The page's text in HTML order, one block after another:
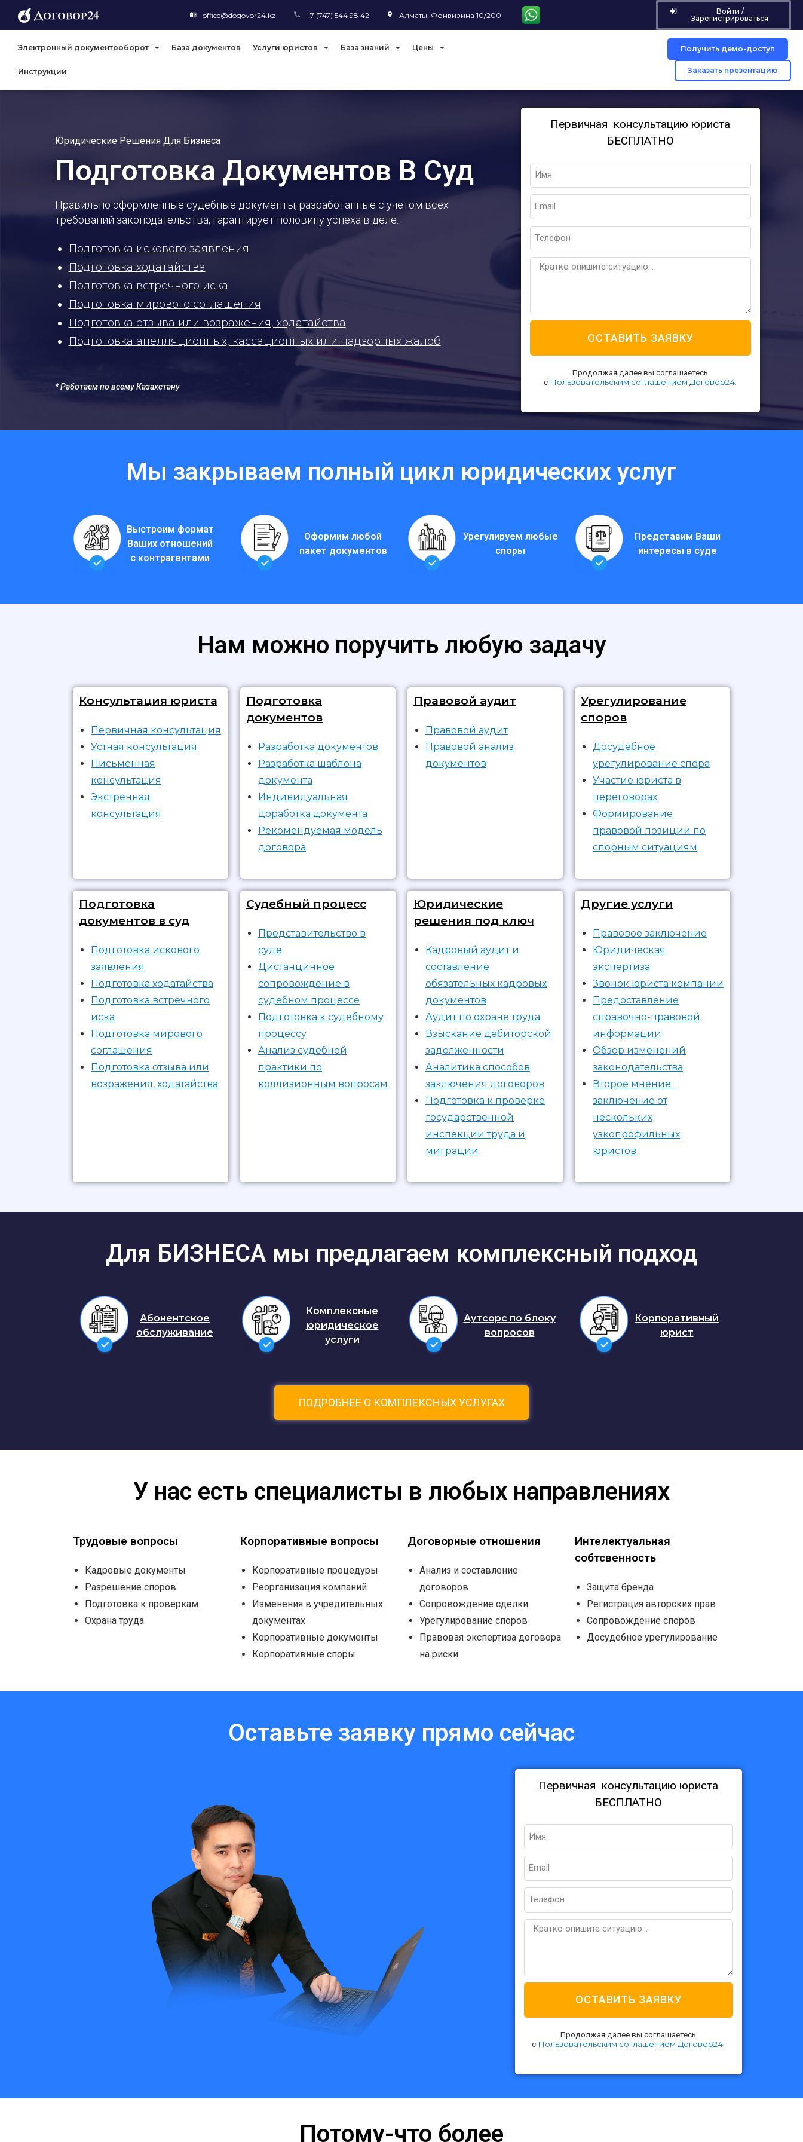
office@dogovor24.kz +7 (747) 544 98 42 Алматы, Фонвизина 10/200
Войти /
Зарегистрироваться
Электронный документооборот База документов Услуги юристов База знаний Цены
Инструкции
Получить демо-доступ
Заказать презентацию
Юридические Решения Для Бизнеса
Подготовка Документов В Суд
Правильно оформленные судебные документы, разработанные с учетом всех
требований законодательства, гарантирует половину успеха в деле.
Подготовка искового заявления
Подготовка ходатайства
Подготовка встречного иска
Подготовка мирового соглашения
Подготовка отзыва или возражения, ходатайства
Подготовка апелляционных, кассационных или надзорных жалоб
* Работаем по всему Казахстану
Первичная консультацию юриста
БЕСПЛАТНО
Name
Email
Phone
Message
ОСТАВИТЬ ЗАЯВКУ
Продолжая далее вы соглашаетесь
с Пользовательским соглашением Договор24.
Мы закрываем полный цикл юридических услуг
Выстроим формат
Ваших отношений
с контрагентами
Оформим любой
пакет документов
Урегулируем любые
споры
Представим Ваши
интересы в суде
Нам можно поручить любую задачу
Консультация юриста
Первичная консультация
Устная консультация
Письменная
консультация
Экстренная
консультация
Подготовка
документов
Разработка документов
Разработка шаблона
документа
Индивидуальная
доработка документа
Рекомендуемая модель
договора
Правовой аудит
Правовой аудит
Правовой анализ
документов
Урегулирование
споров
Досудебное
урегулирование спора
Участие юриста в
переговорах
Формирование
правовой позиции по
спорным ситуациям
Подготовка
документов в суд
Подготовка искового
заявления
Подготовка ходатайства
Подготовка встречного
иска
Подготовка мирового
соглашения
Подготовка отзыва или
возражения, ходатайства
Судебный процесс
Представительство в
суде
Дистанцинное
сопровождение в
судебном процессе
Подготовка к судебному
процессу
Анализ судебной
практики по
коллизионным вопросам
Юридические
решения под ключ
Кадровый аудит и
составление
обязательных кадровых
документов
Аудит по охране труда
Взыскание дебиторской
задолженности
Аналитика способов
заключения договоров
Подготовка к проверке
государственной
инспекции труда и
миграции
Другие услуги
Правовое заключение
Юридическая
экспертиза
Звонок юриста компании
Предоставление
справочно-правовой
информации
Обзор изменений
законодательства
Второе мнение:
заключение от
нескольких
узкопрофильных
юристов
Для БИЗНЕСА мы предлагаем комплексный подход
Абонентское
обслуживание
Комплексные
юридическое
услуги
Аутсорс по блоку
вопросов
Корпоративный
юрист
ПОДРОБНЕЕ О КОМПЛЕКСНЫХ УСЛУГАХ
У нас есть специалисты в любых направлениях
Трудовые вопросы
Кадровые документы
Разрешение споров
Подготовка к проверкам
Охрана труда
Корпоративные вопросы
Корпоративные процедуры
Реорганизация компаний
Изменения в учредительных
документах
Корпоративные документы
Корпоративные споры
Договорные отношения
Анализ и составление
договоров
Сопровождение сделки
Урегулирование споров
Правовая экспертиза договора
на риски
Интелектуальная
собтсвенность
Защита бренда
Регистрация авторских прав
Сопровождение споров
Досудебное урегулирование
Оставьте заявку прямо сейчас
Первичная консультацию юриста
БЕСПЛАТНО
Name
Email
Phone
Message
ОСТАВИТЬ ЗАЯВКУ
Продолжая далее вы соглашаетесь
с Пользовательским соглашением Договор24.
Потому-что более